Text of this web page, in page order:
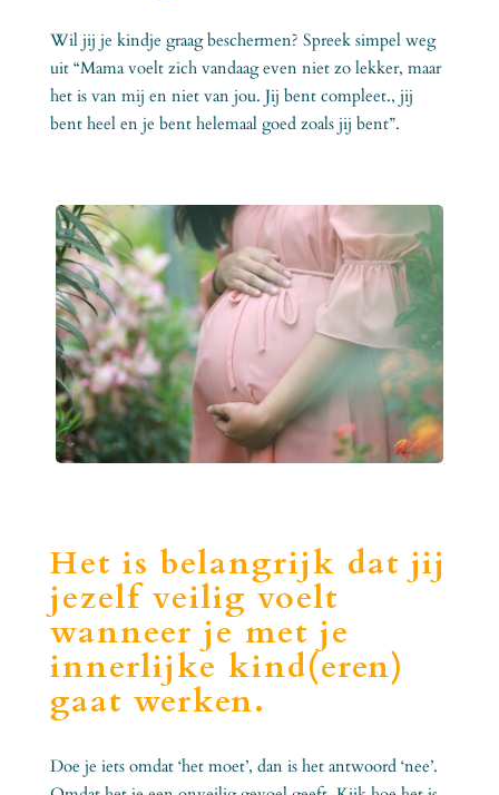
Wil jij je kindje graag beschermen? Spreek simpel weg
uit “Mama voelt zich vandaag even niet zo lekker, maar
het is van mij en niet van jou. Jij bent compleet., jij
bent heel en je bent helemaal goed zoals jij bent”.
Het is belangrijk dat jij
jezelf veilig voelt
wanneer je met je
innerlijke kind(eren)
gaat werken.
Doe je iets omdat ‘het moet’, dan is het antwoord ‘nee’.